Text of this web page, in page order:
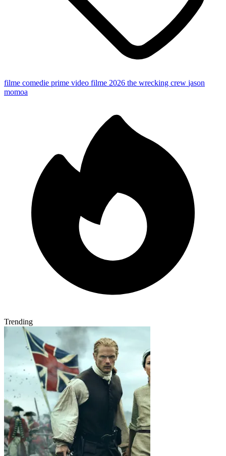
filme comedie prime video filme 2026 the wrecking crew jason
momoa
Trending